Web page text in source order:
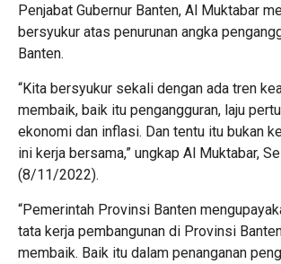
Penjabat Gubernur Banten, Al Muktabar
bersyukur atas penurunan angka
Banten.
“Kita bersyukur sekali dengan ada tren
membaik, baik itu pengangguran, laju
ekonomi dan inflasi. Dan tentu itu bukan
ini kerja bersama,” ungkap Al Muktabar,
(8/11/2022).
“Pemerintah Provinsi Banten
tata kerja pembangunan di Provinsi
membaik. Baik itu dalam penanganan